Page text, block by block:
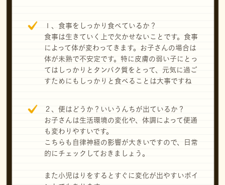
１、食事をしっかり食べているか？
食事は生きていく上で欠かせないことです。食事
によって体が変わってきます。お子さんの場合は
体が未熟で不安定です。特に皮膚の弱い子にとっ
てはしっかりとタンパク質をとって、元気に過ご
すためにもしっかりと食べることは大事ですね
２、便はどうか？いいうんちが出ているか？
お子さんは生活環境の変化や、体調によって便通
も変わりやすいです。
こちらも自律神経の影響が大きいですので、日常
的にチェックしておきましょう。
また小児はりをするとすぐに変化が出やすいポイ